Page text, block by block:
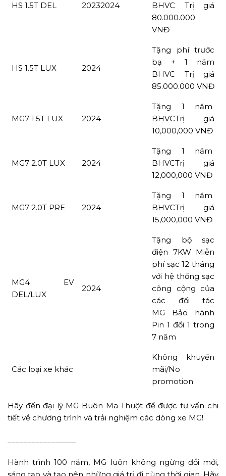
HS 1.5T DEL 20232024
BHVC Trị giá
80.000.000
VNĐ
HS 1.5T LUX 2024
Tặng phí trước
bạ + 1 năm
BHVC Trị giá
85.000.000 VNĐ
MG7 1.5T LUX 2024
Tặng 1 năm
BHVCTrị giá
10,000,000 VNĐ
MG7 2.0T LUX 2024
Tặng 1 năm
BHVCTrị giá
12,000,000 VNĐ
MG7 2.0T PRE 2024
Tặng 1 năm
BHVCTrị giá
15,000,000 VNĐ
MG4 EV
DEL/LUX
2024
Tặng bộ sạc
điện 7KW Miễn
phí sạc 12 tháng
với hệ thống sạc
công cộng của
các đối tác
MG Bảo hành
Pin 1 đổi 1 trong
7 năm
Các loại xe khác
Không khuyến
mãi/No
promotion
Hãy đến đại lý MG Buôn Ma Thuột để được tư vấn chi
tiết về chương trình và trải nghiệm các dòng xe MG!
Hành trình 100 năm, MG luôn không ngừng đổi mới,